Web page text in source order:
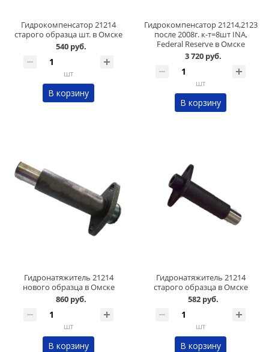
Гидрокомпенсатор 21214
старого образца шт. в Омске
540 руб.
шт
В корзину
Гидрокомпенсатор 21214,2123
после 2008г. к-т=8шт INA,
Federal Reserve в Омске
3 720 руб.
шт
В корзину
Гидронатяжитель 21214
нового образца в Омске
860 руб.
шт
В корзину
Гидронатяжитель 21214
старого образца в Омске
582 руб.
шт
В корзину